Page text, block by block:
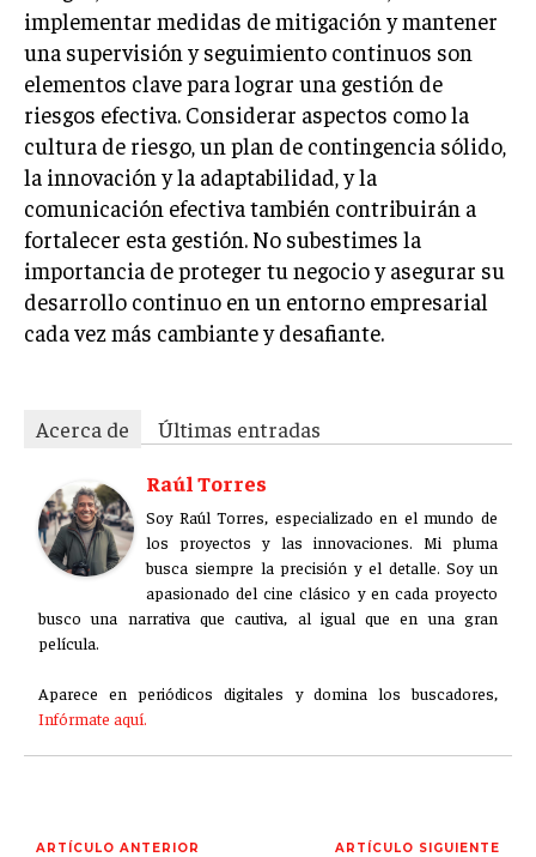
ÉTICA EMPRESARIAL Y RESPONSABILIDAD
BLOG
Acerca de Últimas entradas
Raúl Torres
Soy Raúl Torres, especializado en el mundo de los
proyectos y las innovaciones. Mi pluma busca
siempre la precisión y el detalle. Soy un
Infórmate aquí.
implementar medidas de mitigación y mantener
una supervisión y seguimiento continuos son
elementos clave para lograr una gestión de
riesgos efectiva. Considerar aspectos como la
cultura de riesgo, un plan de contingencia sólido,
la innovación y la adaptabilidad, y la
comunicación efectiva también contribuirán a
fortalecer esta gestión. No subestimes la
importancia de proteger tu negocio y asegurar su
desarrollo continuo en un entorno empresarial
cada vez más cambiante y desafiante.
Acerca de
Últimas entradas
Raúl Torres
Soy Raúl Torres, especializado en el mundo de
los proyectos y las innovaciones. Mi pluma
busca siempre la precisión y el detalle. Soy un
apasionado del cine clásico y en cada proyecto
busco una narrativa que cautiva, al igual que en una gran
película.
Aparece en periódicos digitales y domina los buscadores,
Infórmate aquí.
ARTÍCULO ANTERIOR ARTÍCULO SIGUIENTE